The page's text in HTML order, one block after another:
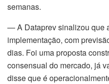
semanas.
— A Dataprev sinalizou que
implementação, com
dias. Foi uma proposta
consensual do mercado, já
disse que é